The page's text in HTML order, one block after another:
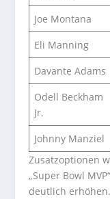
Joe Montana
Eli Manning
Davante Adams
Odell Beckham
Jr.
Johnny Manziel
Zusatzoptionen
„Super Bowl
deutlich